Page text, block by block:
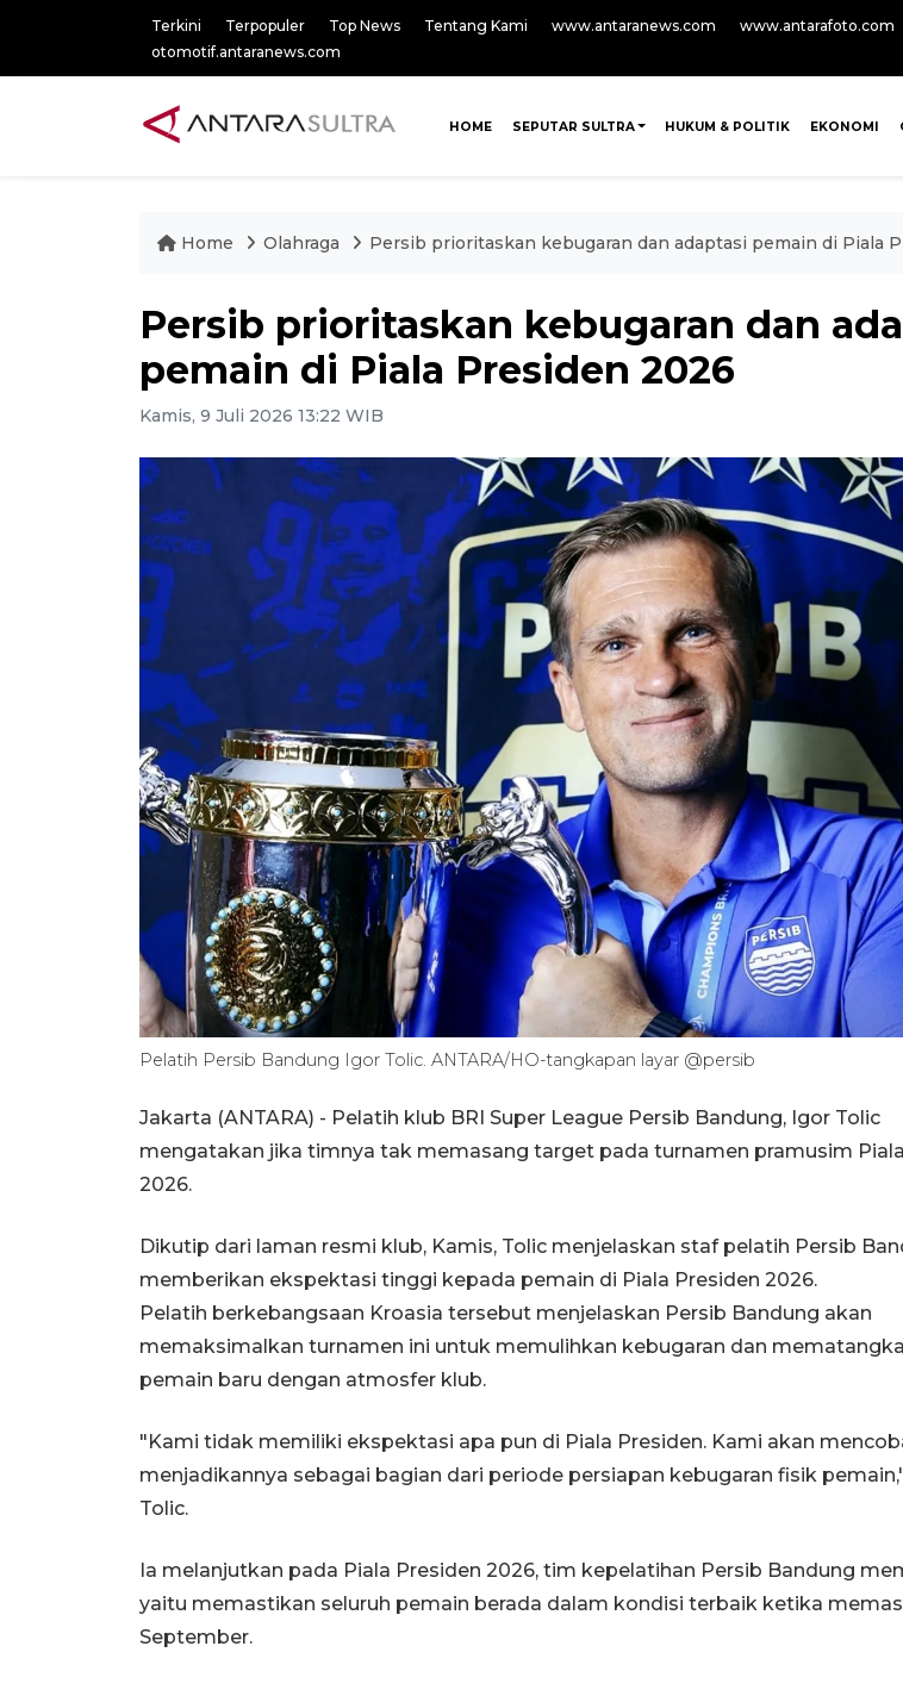
Terkini Terpopuler Top News Tentang Kami www.antaranews.com
www.antarafoto.com
otomotif.antaranews.com
HOME SEPUTAR SULTRA HUKUM & POLITIK EKONOMI
Home Olahraga Persib prioritaskan kebugaran dan adaptasi pemain di Piala
Persib prioritaskan kebugaran dan
pemain di Piala Presiden 2026
Kamis, 9 Juli 2026 13:22 WIB
Pelatih Persib Bandung Igor Tolic. ANTARA/HO-tangkapan layar @persib
Jakarta (ANTARA) - Pelatih klub BRI Super League Persib Bandung, Igor Tolic
mengatakan jika timnya tak memasang target pada turnamen pramusim
2026.
Dikutip dari laman resmi klub, Kamis, Tolic menjelaskan staf pelatih Persib
memberikan ekspektasi tinggi kepada pemain di Piala Presiden 2026.
Pelatih berkebangsaan Kroasia tersebut menjelaskan Persib Bandung akan
memaksimalkan turnamen ini untuk memulihkan kebugaran dan
pemain baru dengan atmosfer klub.
"Kami tidak memiliki ekspektasi apa pun di Piala Presiden. Kami akan
menjadikannya sebagai bagian dari periode persiapan kebugaran fisik
Tolic.
Ia melanjutkan pada Piala Presiden 2026, tim kepelatihan Persib Bandung
yaitu memastikan seluruh pemain berada dalam kondisi terbaik ketika
September.